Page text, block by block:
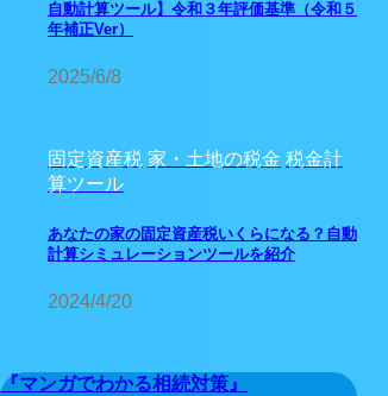
自動計算ツール】令和３年評価基準（令和５
年補正Ver）
2025/6/8
固定資産税 家・土地の税金 税金計
算ツール
あなたの家の固定資産税いくらになる？自動
計算シミュレーションツールを紹介
2024/4/20
『マンガでわかる相続対策』